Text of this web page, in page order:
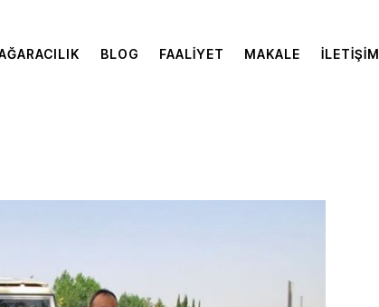
BLOG FAALIYET MAKALE İLETIŞIM